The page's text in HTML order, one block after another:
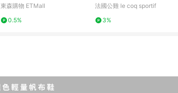
鞋 橘 鳴人 聯名 A14836C
東森購物 ETMall
0.5%
JO7321275
法國公雞 le coq sportif
3%